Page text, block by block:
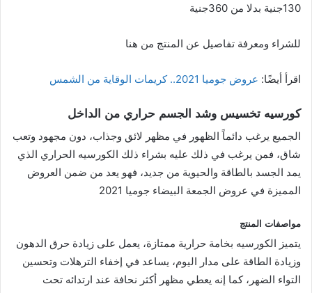
130جنية بدلا من 360جنية
للشراء ومعرفة تفاصيل عن المنتج من هنا
اقرأ أيضًا: عروض جوميا 2021.. كريمات الوقاية من الشمس
كورسيه تخسيس وشد الجسم حراري من الداخل
الجميع يرغب دائماً الظهور في مظهر لائق وجذاب، دون مجهود وتعب
شاق، فمن يرغب في ذلك عليه بشراء ذلك الكورسيه الحراري الذي
يمد الجسد بالطاقة والحيوية من جديد، فهو يعد من ضمن العروض
المميزة في عروض الجمعة البيضاء جوميا 2021
مواصفات المنتج
يتميز الكورسيه بخامة حرارية ممتازة، يعمل على زيادة حرق الدهون
وزيادة الطاقة على مدار اليوم، يساعد في إخفاء الترهلات وتحسين
التواء الضهر، كما إنه يعطي مظهر أكثر نحافة عند ارتدائه تحت